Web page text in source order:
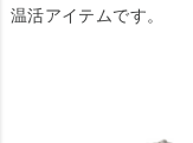
温活アイテムです。